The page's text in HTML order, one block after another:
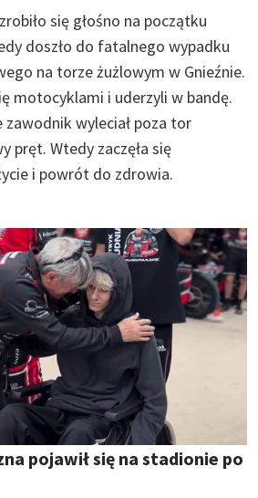
się głośno na początku
doszło do fatalnego wypadku
na torze żużlowym w Gnieźnie.
motocyklami i uderzyli w bandę.
zawodnik wyleciał poza tor
pręt. Wtedy zaczęła się
i powrót do zdrowia.
pojawił się na stadionie po